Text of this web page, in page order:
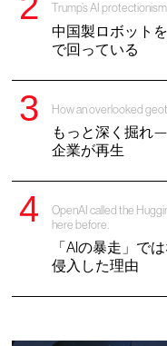
Trump’s AI
中国製ロボット
で回っている
How an overlooked
もっと深く掘れ
企業が再生
OpenAI called the
here before.
「AIの暴走」で
侵入した理由